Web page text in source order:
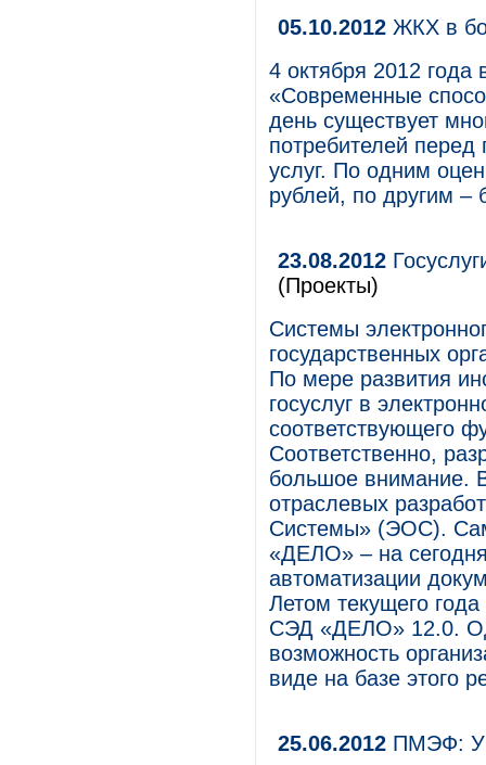
05.10.2012 ЖКХ в
4 октября 2012 года
«Современные
день существует
потребителей
услуг. По одним
рублей, по другим –
23.08.2012
(Проекты)
Системы
государственных
По мере развития
госуслуг в
соответствующего
Соответственно,
большое внимание.
отраслевых
Системы» (ЭОС).
«ДЕЛО» – на
автоматизации
Летом текущего
СЭД «ДЕЛО» 12.0.
возможность
виде на базе этого
25.06.2012 ПМЭФ: